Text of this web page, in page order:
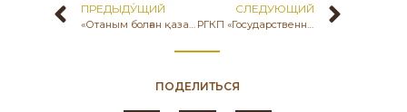
ПРЕДЫДУ́ЩИЙ СЛЕДУЮЩИЙ
ПОДЕЛИТЬСЯ